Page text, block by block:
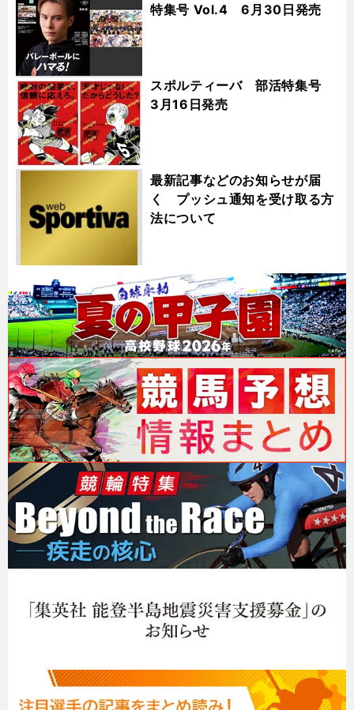
特集号 Vol.4 6月30日発売
スポルティーバ 部活特集号
3月16日発売
最新記事などのお知らせが届
く プッシュ通知を受け取る方
法について